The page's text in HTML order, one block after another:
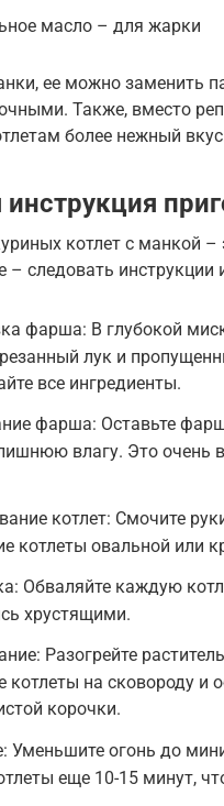
масло – для жарки
ее можно заменить
Также, вместо
более нежный
котлет с манкой
– следовать инструкции
фарша: В глубокой
лук и
все ингредиенты.
фарша: Оставьте
влагу. Это очень
котлет: Смочите
котлеты овальной или
Обваляйте каждую
хрустящими.
Разогрейте
котлеты на сковороду и
корочки.
Уменьшите огонь до
еще 10-15 минут,